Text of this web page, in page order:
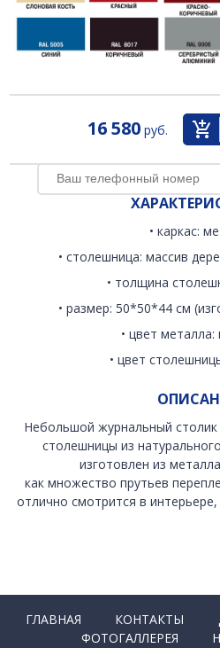
16 580 руб.
• каркас:
• столешница: массив
• толщина
• размер: 50*50*44 см
• цвет
• цвет
Небольшой журнальный
столешницы из
изготовлен из
как множество прутьев
отлично смотрится в
ГЛАВНАЯ КОНТАКТЫ
ФОТОГАЛЛЕРЕЯ